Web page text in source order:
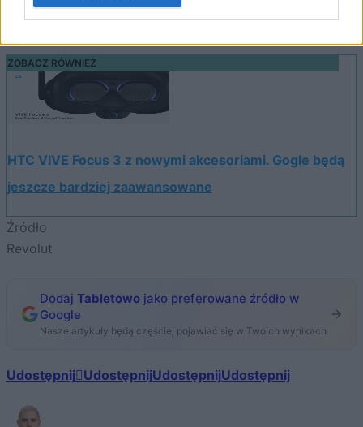
cashbacku za dokonane zakupy z wykorzystaniem tego
ZOBACZ RÓWNIEŻ
HTC VIVE Focus 3 z nowymi akcesoriami. Gogle będą
jeszcze bardziej zaawansowane
Źródło
Revolut
Dodaj Tabletowo jako preferowane źródło w
Google
Nasze artykuły będą częściej pojawiać się w Twoich wynikach
Udostępnij UdostępnijUdostępnijUdostępnij